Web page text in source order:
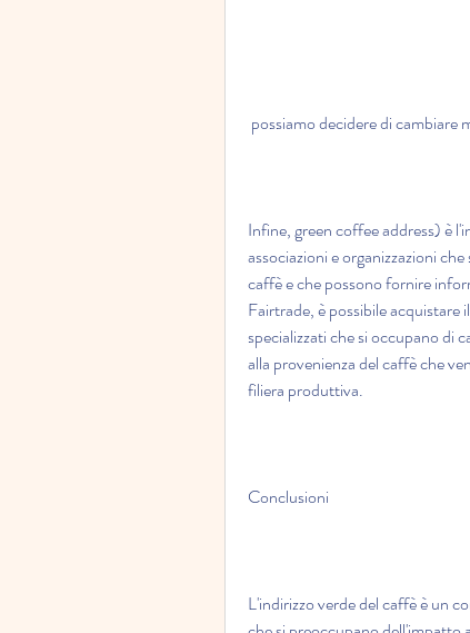
possiamo decidere di cambiare
Infine, green coffee address) è
associazioni e organizzazioni
caffè e che possono fornire
Fairtrade, è possibile
specializzati che si occupano di
alla provenienza del caffè che
filiera produttiva.
Conclusioni
L'indirizzo verde del caffè è un